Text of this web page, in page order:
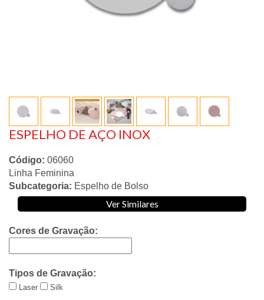
ESPELHO DE AÇO INOX
Código: 06060
Linha Feminina
Subcategoria: Espelho de Bolso
Ver Similares
Cores de Gravação:
Tipos de Gravação:
Laser Silk